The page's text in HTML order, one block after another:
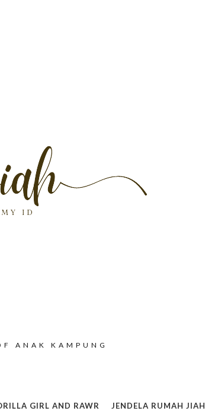
ANAK KAMPUNG
GIRL AND RAWR JENDELA RUMAH JIAH